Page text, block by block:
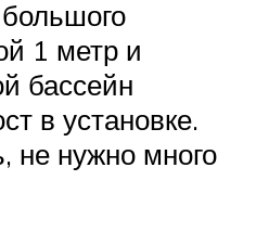
1 метр и
бассейн
в установке.
не нужно много